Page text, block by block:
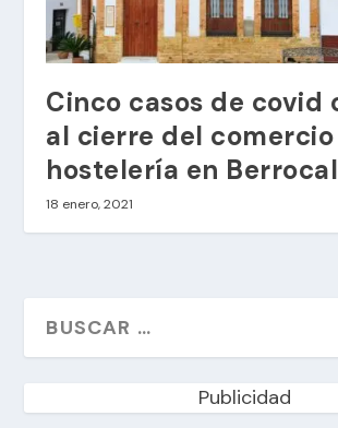
Cinco casos de covid
al cierre del
hostelería en Berrocal
18 enero, 2021
Publicidad